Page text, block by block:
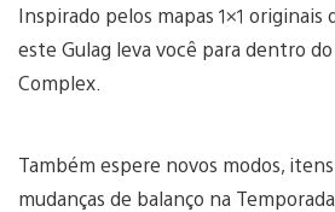
Inspirado pelos mapas 1×1 originais
este Gulag leva você para dentro
Complex.
Também espere novos modos,
mudanças de balanço na Temporada